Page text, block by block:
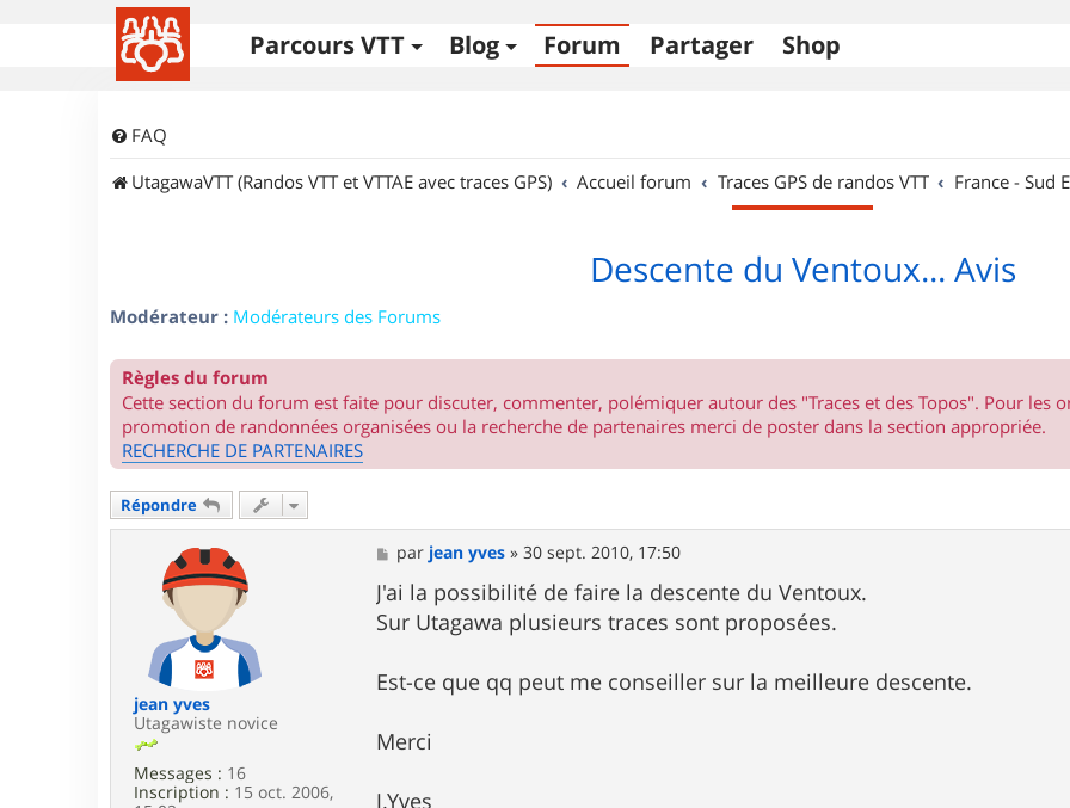
Parcours VTT Blog Forum Partager Shop
FAQ
UtagawaVTT (Randos VTT et VTTAE avec traces GPS)
Accueil forum Traces GPS de randos VTT France - Sud
Descente du Ventoux... Avis
Modérateur : Modérateurs des Forums
Règles du forum
Cette section du forum est faite pour discuter, commenter, polémiquer autour des "Traces et des Topos". Pour les
promotion de randonnées organisées ou la recherche de partenaires merci de poster dans la section appropriée.
RECHERCHE DE PARTENAIRES
Répondre
jean yves
Utagawiste novice
Messages : 16
Inscription : 15 oct. 2006,
M
e
s
s
a
par jean yves »30 sept. 2010, 17:50
J'ai la possibilité de faire la descente du Ventoux.
Sur Utagawa plusieurs traces sont proposées.
Est-ce que qq peut me conseiller sur la meilleure descente.
Merci
J.Yves